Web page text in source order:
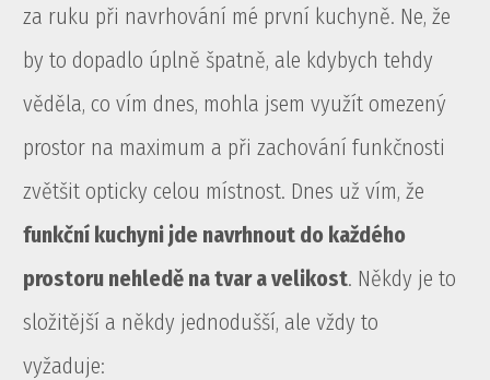
za ruku při navrhování mé první kuchyně. Ne, že
by to dopadlo úplně špatně, ale kdybych tehdy
věděla, co vím dnes, mohla jsem využít omezený
prostor na maximum a při zachování funkčnosti
zvětšit opticky celou místnost. Dnes už vím, že
funkční kuchyni jde navrhnout do každého
prostoru nehledě na tvar a velikost. Někdy je to
složitější a někdy jednodušší, ale vždy to
vyžaduje: